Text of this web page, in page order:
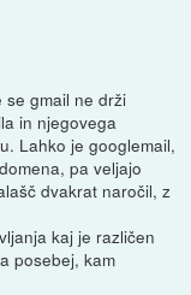
se gmail ne drži
in njegovega
Lahko je googlemail,
pa veljajo
dvakrat naročil, z
kaj je različen
posebej, kam